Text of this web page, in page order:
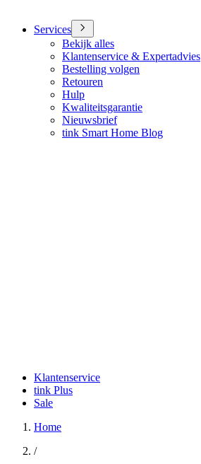
Services
Bekijk alles
Klantenservice & Expertadvies
Bestelling volgen
Retouren
Hulp
Kwaliteitsgarantie
Nieuwsbrief
tink Smart Home Blog
Klantenservice
tink Plus
Sale
Home
/